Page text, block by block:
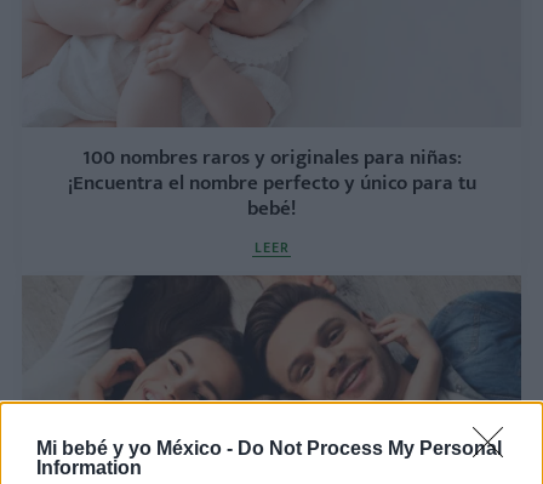
Mi bebé y yo México - Do Not Process My Personal
Information
100 nombres raros y originales para niñas:
¡Encuentra el nombre perfecto y único para tu
bebé!
LEER